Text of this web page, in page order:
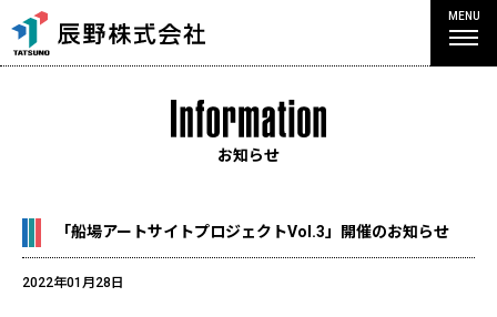
MENU
お知らせ
「船場アートサイトプロジェクトVol.3」開催のお知らせ
2022年01月28日